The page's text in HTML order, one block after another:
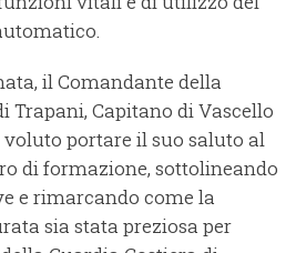
il Comandante della
Trapani, Capitano di Vascello
voluto portare il suo saluto al
di formazione, sottolineando
e rimarcando come la
sia stata preziosa per